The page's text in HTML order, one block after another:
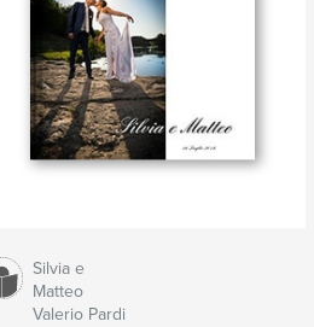
Silvia e
Matteo
Valerio Pardi